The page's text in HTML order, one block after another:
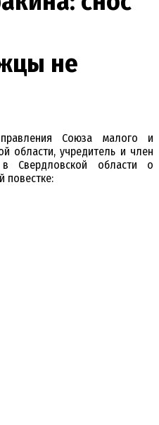
не
Союза малого и
области, учредитель и член
Свердловской области о
повестке: